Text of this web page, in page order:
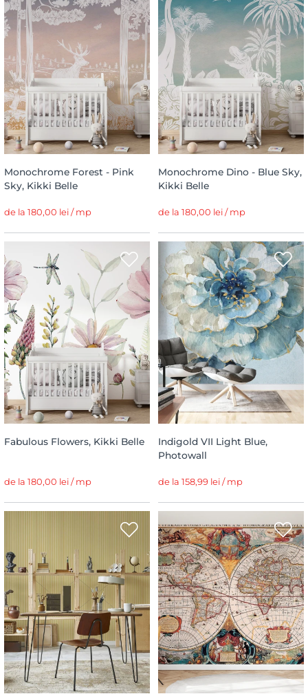
Monochrome Forest - Pink
Sky, Kikki Belle
de la 180,00 lei / mp
Monochrome Dino - Blue Sky,
Kikki Belle
de la 180,00 lei / mp
Fabulous Flowers, Kikki Belle
de la 180,00 lei / mp
Indigold VII Light Blue,
Photowall
de la 158,99 lei / mp